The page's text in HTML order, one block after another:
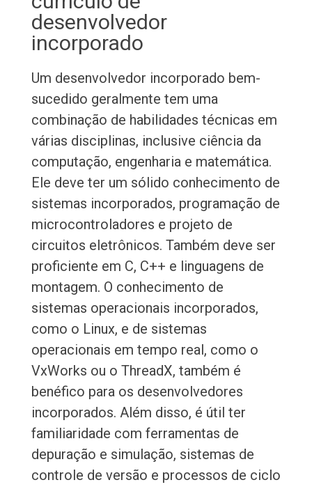
desenvolvedor
incorporado
Um desenvolvedor incorporado bem-
sucedido geralmente tem uma
combinação de habilidades técnicas em
várias disciplinas, inclusive ciência da
computação, engenharia e matemática.
Ele deve ter um sólido conhecimento de
sistemas incorporados, programação de
microcontroladores e projeto de
circuitos eletrônicos. Também deve ser
proficiente em C, C++ e linguagens de
montagem. O conhecimento de
sistemas operacionais incorporados,
como o Linux, e de sistemas
operacionais em tempo real, como o
VxWorks ou o ThreadX, também é
benéfico para os desenvolvedores
incorporados. Além disso, é útil ter
familiaridade com ferramentas de
depuração e simulação, sistemas de
controle de versão e processos de ciclo